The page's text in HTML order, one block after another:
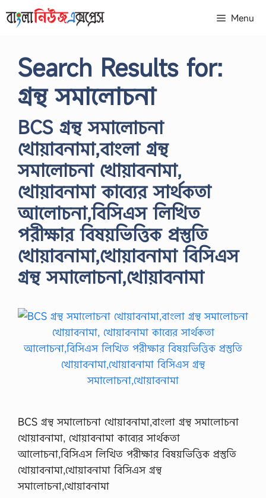
to
Menu
Search Results for:
গ্রন্থ সমালোচনা
BCS গ্রন্থ সমালোচনা
খোয়াবনামা,বাংলা গ্রন্থ
সমালোচনা খোয়াবনামা,
খোয়াবনামা কাব্যের সার্থকতা
আলোচনা,বিসিএস লিখিত
পরীক্ষার বিষয়ভিত্তিক প্রস্তুতি
খোয়াবনামা,খোয়াবনামা বিসিএস
গ্রন্থ সমালোচনা,খোয়াবনামা
BCS গ্রন্থ সমালোচনা খোয়াবনামা,বাংলা গ্রন্থ সমালোচনা
খোয়াবনামা, খোয়াবনামা কাব্যের সার্থকতা
আলোচনা,বিসিএস লিখিত পরীক্ষার বিষয়ভিত্তিক প্রস্তুতি
খোয়াবনামা,খোয়াবনামা বিসিএস গ্রন্থ
সমালোচনা,খোয়াবনামা